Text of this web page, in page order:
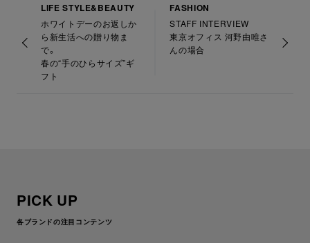
LIFE STYLE&BEAUTY
ホワイトデーのお返しか
ら新生活への贈り物ま
で。
春の“手のひらサイズ”ギ
フト
FASHION
STAFF INTERVIEW
東京オフィス 河野由唯さ
んの場合
PICK UP
各ブランドの注目コンテンツ